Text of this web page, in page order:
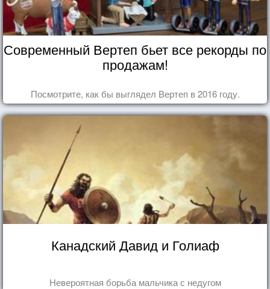
Современный Вертеп бьет все рекорды по
продажам!
Посмотрите, как бы выглядел Вертеп в 2016 году.
Канадский Давид и Голиаф
Невероятная борьба мальчика с недугом